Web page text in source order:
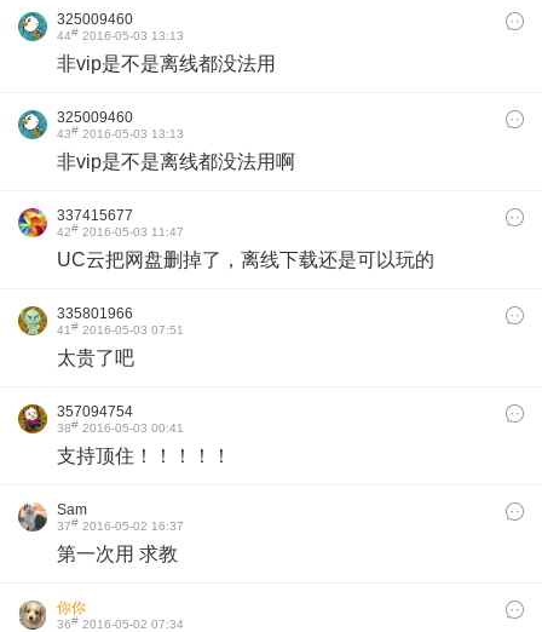
325009460
44# 2016-05-03 13:13
非vip是不是离线都没法用
325009460
43# 2016-05-03 13:13
非vip是不是离线都没法用啊
337415677
42# 2016-05-03 11:47
UC云把网盘删掉了，离线下载还是可以玩的
335801966
41# 2016-05-03 07:51
太贵了吧
357094754
38# 2016-05-03 00:41
支持顶住！！！！！
Sam
37# 2016-05-02 16:37
第一次用 求教
你你
36# 2016-05-02 07:34